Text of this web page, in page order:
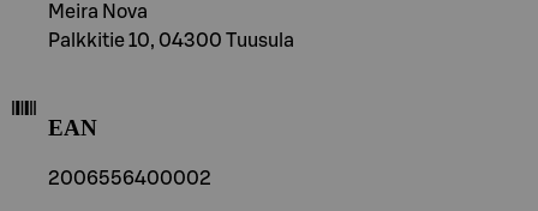
Meira Nova
Palkkitie 10, 04300 Tuusula
EAN
2006556400002